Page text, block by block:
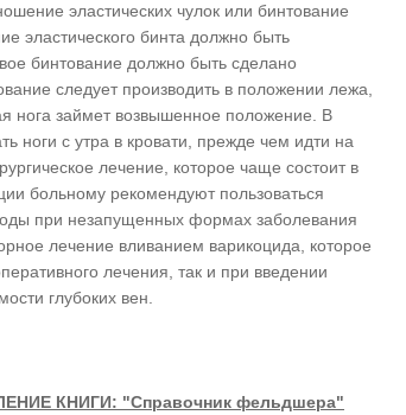
эластических чулок или бинтование
эластического бинта должно быть
бинтование должно быть сделано
следует производить в положении лежа,
нога займет возвышенное положение. В
ноги с утра в кровати, прежде чем идти на
лечение, которое чаще состоит в
больному рекомендуют пользоваться
при незапущенных формах заболевания
лечение вливанием варикоцида, которое
лечения, так и при введении
глубоких вен.
КНИГИ: "Справочник фельдшера"